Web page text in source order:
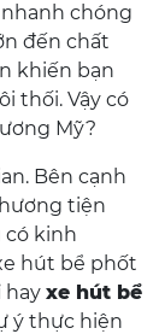
chóng
đến chất
khiến bạn
thối. Vậy có
Mỹ?
Bên cạnh
tiện
có kinh
hút bể phốt
hay xe hút bể
ý thực hiện